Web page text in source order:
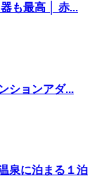
も最高 │ 赤...
ションアダ...
泉に泊まる１泊